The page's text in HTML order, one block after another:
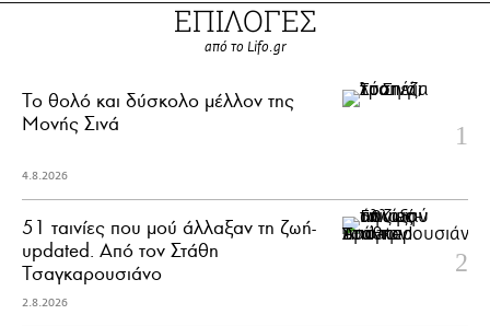
ΕΠΙΛΟΓΕΣ
από το Lifo.gr
Το θολό και δύσκολο μέλλον της
Μονής Σινά
4.8.2026
51 ταινίες που μού άλλαξαν τη ζωή-
updated. Aπό τον Στάθη
Τσαγκαρουσιάνο
2.8.2026